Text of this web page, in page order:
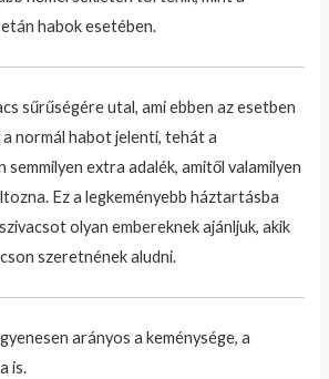
habok esetében.
sűrűségére utal, ami ebben az esetben
a normál habot jelenti, tehát a
semmilyen extra adalék, amitől valamilyen
Ez a legkeményebb háztartásba
olyan embereknek ajánljuk, akik
szeretnének aludni.
arányos a keménysége, a
is.